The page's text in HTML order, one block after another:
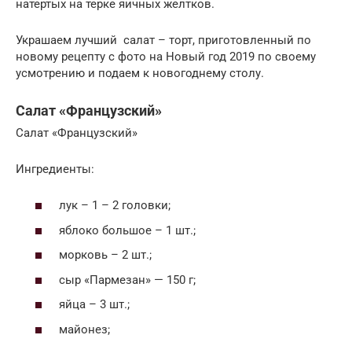
натертых на терке яичных желтков.
Украшаем лучший салат – торт, приготовленный по
новому рецепту с фото на Новый год 2019 по своему
усмотрению и подаем к новогоднему столу.
Салат «Французский»
Салат «Французский»
Ингредиенты:
лук – 1 – 2 головки;
яблоко большое – 1 шт.;
морковь – 2 шт.;
сыр «Пармезан» — 150 г;
яйца – 3 шт.;
майонез;